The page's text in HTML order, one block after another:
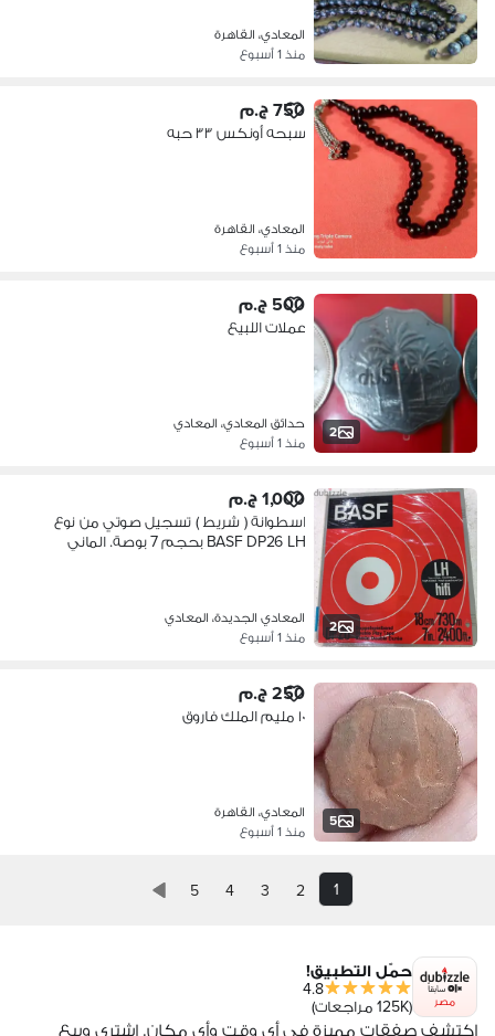
المعادي، القاهرة
منذ 1 أسبوع
750 ج.م
سبحه أونكس ٣٣ حبه
المعادي، القاهرة
منذ 1 أسبوع
2
500 ج.م
عملات اللبيع
حدائق المعادي، المعادي
منذ 1 أسبوع
2
1,000 ج.م
اسطوانة ( شريط ) تسجيل صوتي من نوع
BASF DP26 LH بحجم 7 بوصة. الماني
المعادي الجديدة، المعادي
منذ 1 أسبوع
5
250 ج.م
١٠ مليم الملك فاروق
المعادي، القاهرة
منذ 1 أسبوع
1
2
3
4
5
مصر
حمّل التطبيق!
4.8
(125K مراجعات)
اكتشف صفقات مميزة في أي وقت وأي مكان. اشتري وبيع